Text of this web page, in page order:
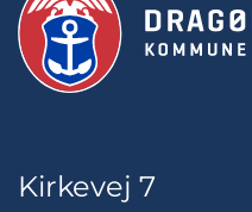
Kirkevej 7